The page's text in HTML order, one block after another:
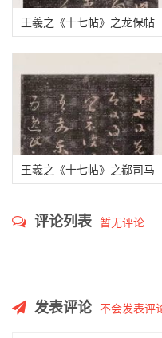
王羲之《十七帖》之龙保帖
王羲之《十七帖》之郗司马
评论列表 暂无评论
发表评论 不会发表评